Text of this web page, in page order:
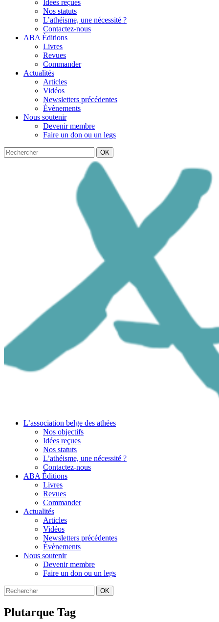
Idées reçues
Nos statuts
L’athéisme, une nécessité ?
Contactez-nous
ABA Éditions
Livres
Revues
Commander
Actualités
Articles
Vidéos
Newsletters précédentes
Évènements
Nous soutenir
Devenir membre
Faire un don ou un legs
OK
L’association belge des athées
Nos objectifs
Idées reçues
Nos statuts
L’athéisme, une nécessité ?
Contactez-nous
ABA Éditions
Livres
Revues
Commander
Actualités
Articles
Vidéos
Newsletters précédentes
Évènements
Nous soutenir
Devenir membre
Faire un don ou un legs
OK
Plutarque Tag